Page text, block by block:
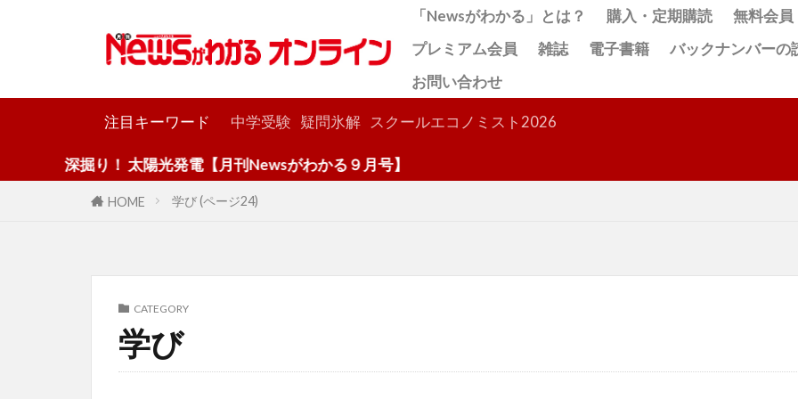
「Newsがわかる」とは？ 購入・定期購読
無料会員
プレミアム会員
雑誌 電子書籍
バックナンバーの
お問い合わせ
注目キーワード 中学受験 疑問氷解 スクールエコノミスト2026
掘り！ 太陽光発電【月刊Newsがわかる９月号】
HOME 学び (ページ24)
CATEGORY
学び
検索